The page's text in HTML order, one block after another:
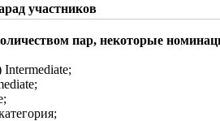
участников
пар, некоторые